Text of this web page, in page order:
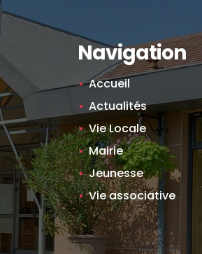
Navigation
Accueil
Actualités
Vie Locale
Mairie
Jeunesse
Vie associative